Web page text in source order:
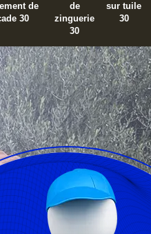
de
30
de
zinguerie
30
sur tuile
30